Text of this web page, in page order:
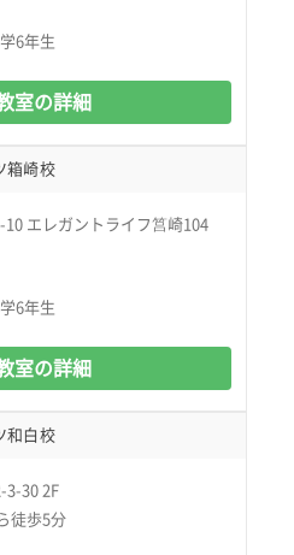
6年生
室の詳細
箱崎校
エレガントライフ筥崎104
6年生
室の詳細
和白校
3-30 2F
徒歩5分